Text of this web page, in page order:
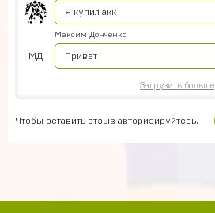
Я купил акк
МД
Максим Донченко
Привет
Загрузить больше
Чтобы оставить отзыв авторизируйтесь.